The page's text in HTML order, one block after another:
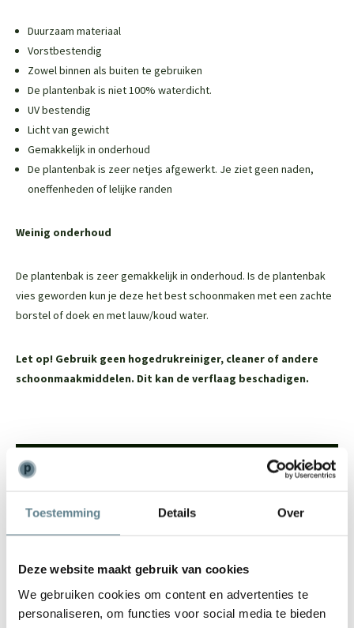
Toestemming Details Over
Deze website maakt gebruik van cookies
We gebruiken cookies om content en advertenties te
personaliseren, om functies voor social media te bieden
Duurzaam materiaal
Vorstbestendig
Zowel binnen als buiten te gebruiken
De plantenbak is niet 100% waterdicht.
UV bestendig
Licht van gewicht
Gemakkelijk in onderhoud
De plantenbak is zeer netjes afgewerkt. Je ziet geen naden,
oneffenheden of lelijke randen
Weinig onderhoud
De plantenbak is zeer gemakkelijk in onderhoud. Is de plantenbak
vies geworden kun je deze het best schoonmaken met een zachte
borstel of doek en met lauw/koud water.
Let op! Gebruik geen hogedrukreiniger, cleaner of andere
schoonmaakmiddelen. Dit kan de verflaag beschadigen.
team!
Bel0344-228104
Mailinfo@polyesterplantenbakken.nl